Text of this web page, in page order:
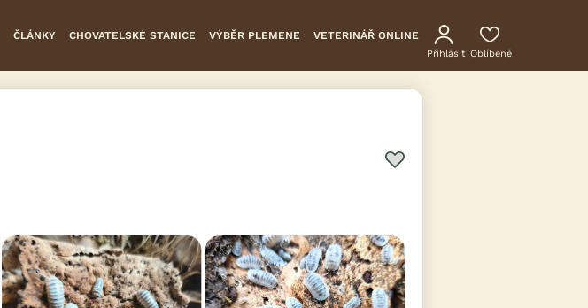
ČLÁNKY CHOVATELSKÉ STANICE VÝBĚR PLEMENE VETERINÁŘ ONLINE
Přihlásit Oblíbené